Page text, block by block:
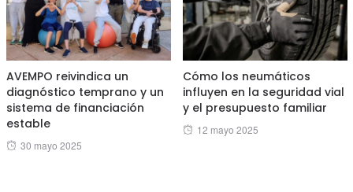
AVEMPO reivindica un
diagnóstico temprano y un
sistema de financiación
estable
Posted
30 mayo 2025
Cómo los neumáticos
influyen en la seguridad vial
y el presupuesto familiar
Posted
12 mayo 2025